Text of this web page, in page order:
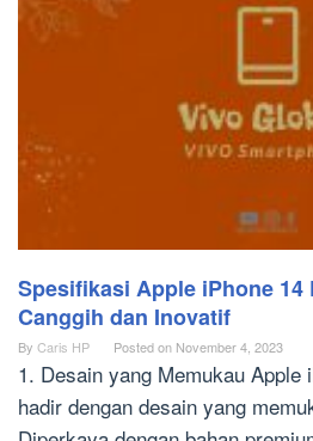
Spesifikasi Apple iPhone 14
Canggih dan Inovatif
By Caris HP Posted on November 4, 2023
1. Desain yang Memukau Apple
hadir dengan desain yang